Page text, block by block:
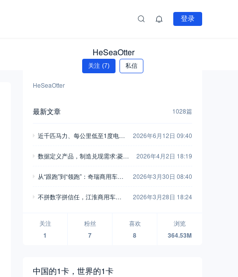
登录
HeSeaOtter
关注 (7) 私信
HeSeaOtter
最新文章 1028篇
近千匹马力、每公里低至1度电！
2026年6月12日 09:40
数据定义产品，制造兑现需求:菱势
2026年4月2日 18:19
从“跟跑”到“领跑”：奇瑞商用车以F
2026年3月30日 08:40
不拼数字拼信任，江淮商用车用6
2026年3月28日 18:24
关注
1
粉丝
7
喜欢
8
浏览
364.53M
中国的1卡，世界的1卡